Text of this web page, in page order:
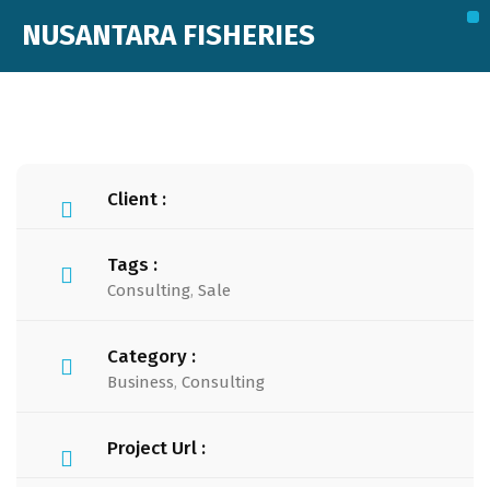
NUSANTARA FISHERIES
Client :
Tags :
Consulting, Sale
Category :
Business, Consulting
Project Url :